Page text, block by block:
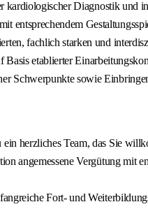
Diagnostik und
entsprechendem
fachlich starken und
etablierter
Schwerpunkte sowie
herzliches Team, das Sie
angemessene Vergütung mit
Fort- und